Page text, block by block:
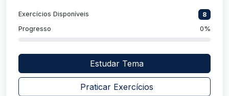
Exercícios Disponíveis
8
Progresso
0%
Estudar Tema
Praticar Exercícios